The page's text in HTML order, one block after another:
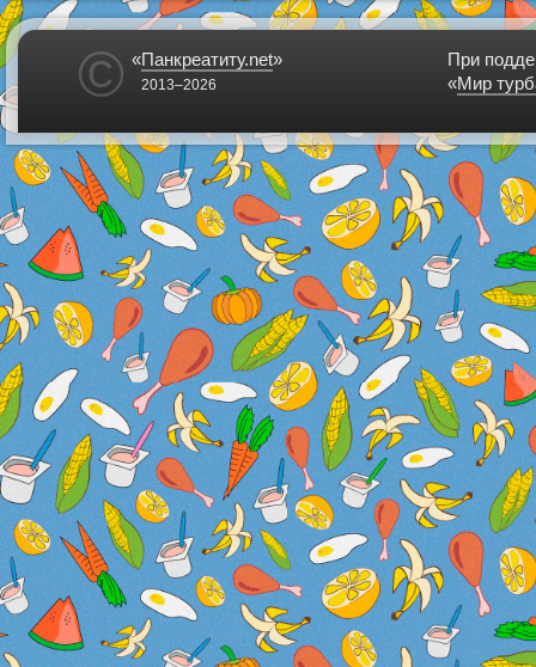
© «Панкреатиту.net»
2013–2026
При
«Мир